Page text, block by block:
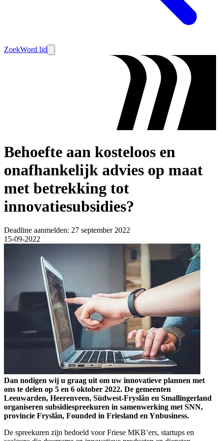
ZoekWord lid
Behoefte aan kosteloos en
onafhankelijk advies op maat
met betrekking tot
innovatiesubsidies?
Deadline aanmelden: 27 september 2022
15-09-2022
Dan nodigen wij u graag uit om uw innovatieve plannen met
ons te delen op 5 en 6 oktober 2022. De gemeenten
Leeuwarden, Heerenveen, Sùdwest-Fryslân en Smallingerland
organiseren subsidiespreekuren in samenwerking met SNN,
provincie Fryslân, Founded in Friesland en Ynbusiness.
De spreekuren zijn bedoeld voor Friese MKB’ers, startups en